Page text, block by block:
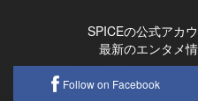
SPICEの公式アカ
最新のエンタメ
Follow on Facebook